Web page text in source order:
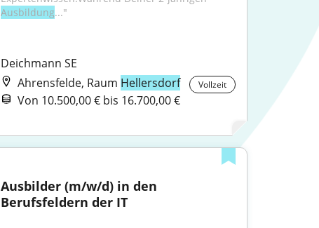
Ausbildung..."
Deichmann SE
Ahrensfelde, Raum Hellersdorf Vollzeit
Von 10.500,00 € bis 16.700,00 €
Ausbilder (m/w/d) in den
Berufsfeldern der IT